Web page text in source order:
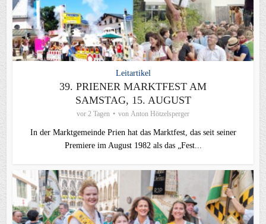
Leitartikel
39. PRIENER MARKTFEST AM
SAMSTAG, 15. AUGUST
vor 2 Tagen von Anton Hötzelsperger
In der Marktgemeinde Prien hat das Marktfest, das seit seiner
Premiere im August 1982 als das „Fest...